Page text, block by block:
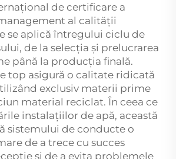
de certificare a
al calității
se aplică întregului ciclu de
de la selecția și prelucrarea
până la producția finală.
top asigură o calitate ridicată
exclusiv materii prime
material reciclat. În ceea ce
instalațiilor de apă, această
sistemului de conducte o
de a trece cu succes
și de a evita problemele